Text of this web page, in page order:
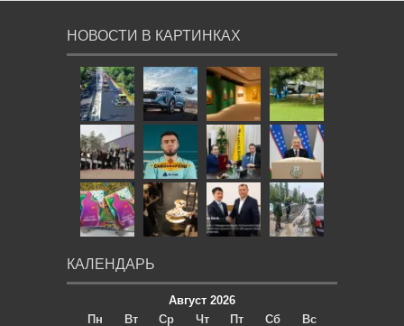
НОВОСТИ В КАРТИНКАХ
КАЛЕНДАРЬ
Август 2026
Пн
Вт Ср Чт Пт Сб
Вс